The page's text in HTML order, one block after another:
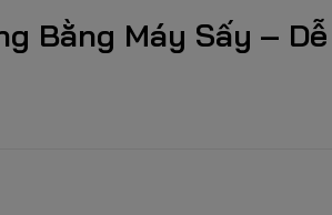
Bằng Máy Sấy –